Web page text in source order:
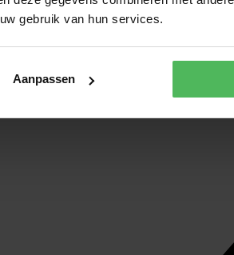
gebruik van hun services.
Aanpassen